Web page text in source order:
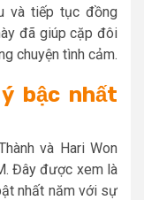
và tiếp tục đồng
đã giúp cặp đôi
chuyện tình cảm.
bậc nhất
và Hari Won
Đây được xem là
nhất năm với sự